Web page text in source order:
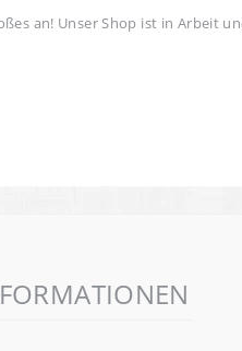
an! Unser Shop ist in Arbeit